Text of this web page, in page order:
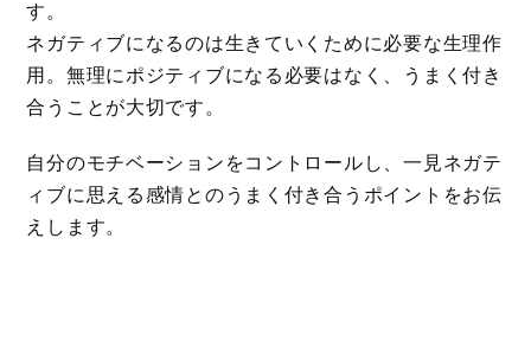
す。
ネガティブになるのは生きていくために必要な生理作
用。無理にポジティブになる必要はなく、うまく付き
合うことが大切です。
自分のモチベーションをコントロールし、一見ネガテ
ィブに思える感情とのうまく付き合うポイントをお伝
えします。